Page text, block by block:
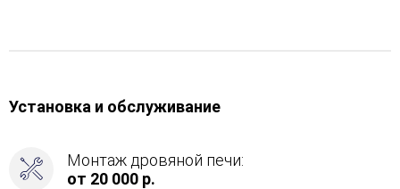
Установка и обслуживание
Монтаж дровяной печи:
от 20 000 р.